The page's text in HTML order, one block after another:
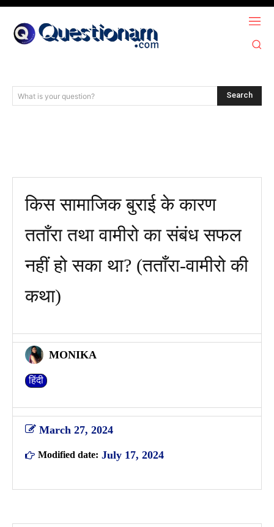
What is your question? Search
किस सामाजिक बुराई के कारण
तताँरा तथा वामीरो का संबंध सफल
नहीं हो सका था? (तताँरा-वामीरो की
कथा)
MONIKA
हिंदी
March 27, 2024
Modified date: July 17, 2024